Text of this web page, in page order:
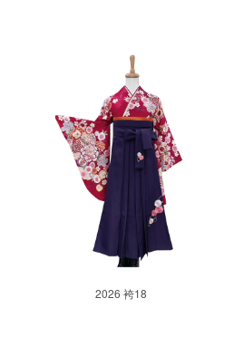
2026 袴18